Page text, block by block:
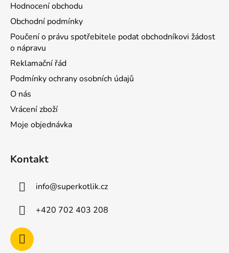
Hodnocení obchodu
Obchodní podmínky
Poučení o právu spotřebitele podat obchodníkovi žádost
o nápravu
Reklamační řád
Podmínky ochrany osobních údajů
O nás
Vrácení zboží
Moje objednávka
Kontakt
info@superkotlik.cz
+420 702 403 208